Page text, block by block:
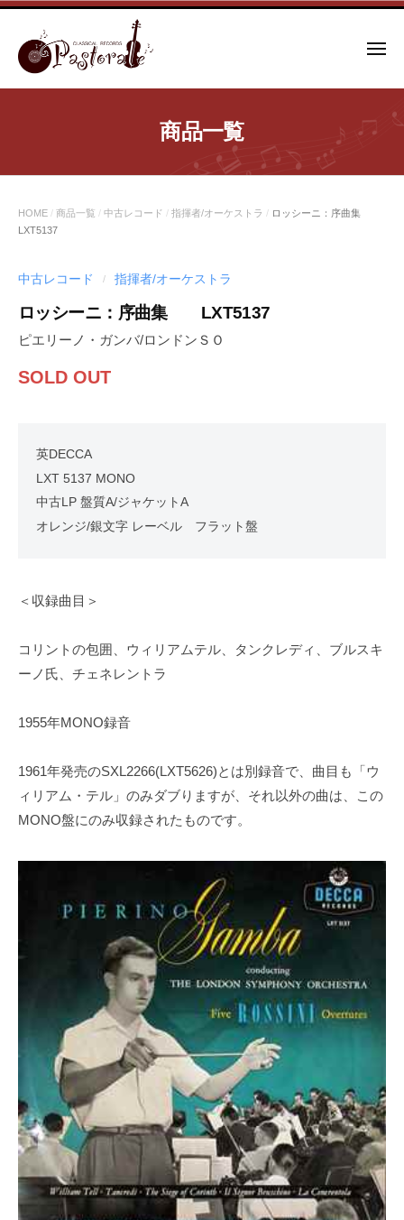
コ
メ
ー
商品一覧
HOME / 商品一覧 / 中古レコード / 指揮者/オーケストラ / ロッシーニ：序曲集
LXT5137
中古レコード / 指揮者/オーケストラ
ロッシーニ：序曲集 LXT5137
ピエリーノ・ガンバ/ロンドンＳＯ
SOLD OUT
英DECCA
LXT 5137 MONO
中古LP 盤質A/ジャケットA
オレンジ/銀文字 レーベル フラット盤
＜収録曲目＞
コリントの包囲、ウィリアムテル、タンクレディ、ブルスキ
ーノ氏、チェネレントラ
1955年MONO録音
1961年発売のSXL2266(LXT5626)とは別録音で、曲目も「ウ
ィリアム・テル」のみダブりますが、それ以外の曲は、この
MONO盤にのみ収録されたものです。